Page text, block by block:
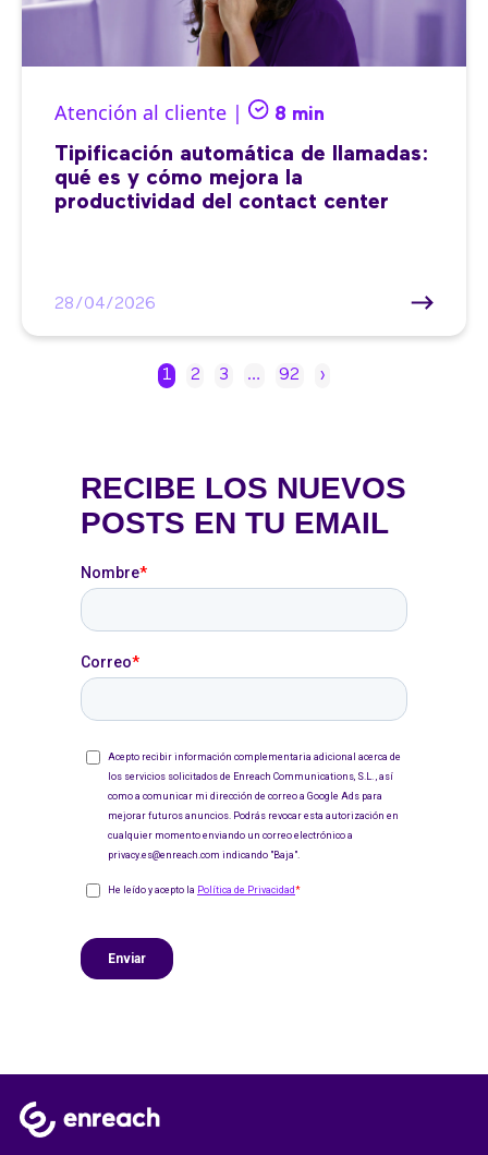
Atención al cliente | 8 min
Tipificación automática de llamadas:
qué es y cómo mejora la
productividad del contact center
28/04/2026
1 2 3 … 92 ›